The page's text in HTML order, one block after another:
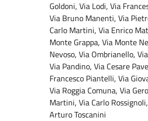
Goldoni, Via Lodi, Via
Via Bruno Manenti, Via
Carlo Martini, Via Enrico
Monte Grappa, Via Monte
Nevoso, Via Ombrianello,
Via Pandino, Via Cesare
Francesco Piantelli, Via
Via Roggia Comuna, Via
Martini, Via Carlo
Arturo Toscanini